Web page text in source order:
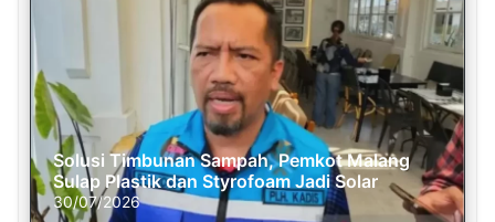
Solusi Timbunan Sampah, Pemkot Malang
Sulap Plastik dan Styrofoam Jadi Solar
30/07/2026